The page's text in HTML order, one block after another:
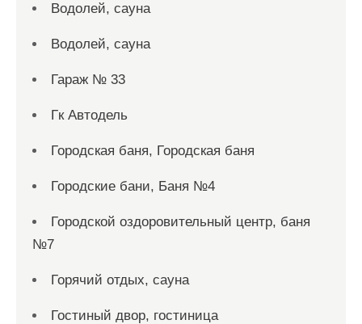
Водолей, сауна
Водолей, сауна
Гараж № 33
Гк Автодель
Городская баня, Городская баня
Городские бани, Баня №4
Городской оздоровительный центр, баня
№7
Горячий отдых, сауна
Гостиный двор, гостиница